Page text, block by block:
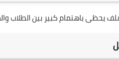
يحظى باهتمام كبير بين الطلاب